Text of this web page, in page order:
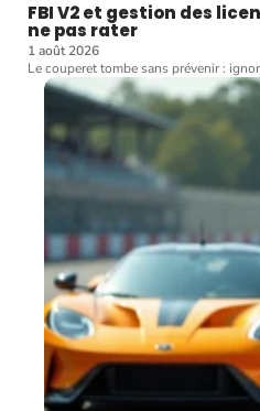
FBI V2 et gestion des
ne pas rater
1 août 2026
Le couperet tombe sans prévenir :